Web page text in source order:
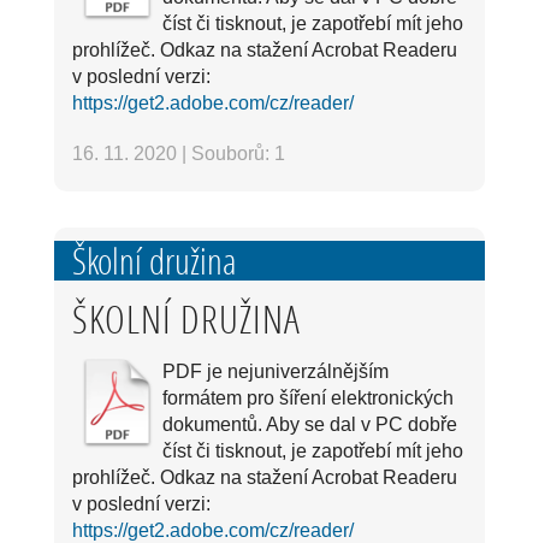
číst či tisknout, je zapotřebí mít jeho
prohlížeč. Odkaz na stažení Acrobat Readeru
v poslední verzi:
https://get2.adobe.com/cz/reader/
16. 11. 2020 Souborů: 1
Školní družina
ŠKOLNÍ DRUŽINA
PDF je nejuniverzálnějším
formátem pro šíření elektronických
dokumentů. Aby se dal v PC dobře
číst či tisknout, je zapotřebí mít jeho
prohlížeč. Odkaz na stažení Acrobat Readeru
v poslední verzi:
https://get2.adobe.com/cz/reader/